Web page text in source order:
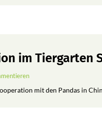
im Tiergarten
mit den Pandas in